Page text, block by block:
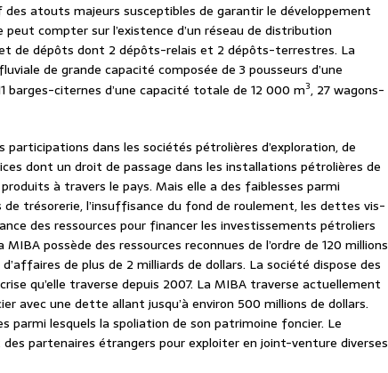
des atouts majeurs susceptibles de garantir le développement
compter sur l’existence d’un réseau de distribution
de dépôts dont 2 dépôts-relais et 2 dépôts-terrestres. La
de grande capacité composée de 3 pousseurs d’une
barges-citernes d’une capacité totale de 12 000 m3, 27 wagons-
dans les sociétés pétrolières d’exploration, de
dont un droit de passage dans les installations pétrolières de
à travers le pays. Mais elle a des faiblesses parmi
trésorerie, l’insuffisance du fond de roulement, les dettes vis-
des ressources pour financer les investissements pétroliers
possède des ressources reconnues de l’ordre de 120 millions
de plus de 2 milliards de dollars. La société dispose des
qu’elle traverse depuis 2007. La MIBA traverse actuellement
avec une dette allant jusqu’à environ 500 millions de dollars.
parmi lesquels la spoliation de son patrimoine foncier. Le
partenaires étrangers pour exploiter en joint-venture diverses